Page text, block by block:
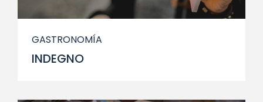
GASTRONOMÍA
INDEGNO